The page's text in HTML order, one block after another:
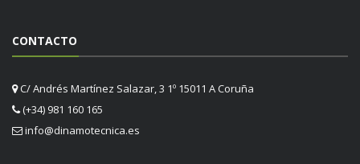
CONTACTO
C/ Andrés Martínez Salazar, 3 1º 15011 A Coruña
(+34) 981 160 165
info@dinamotecnica.es